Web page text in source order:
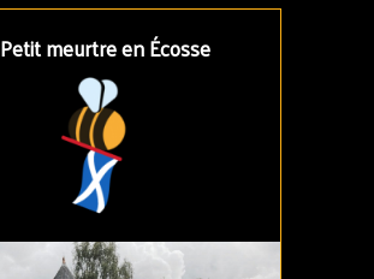
Petit meurtre en Écosse